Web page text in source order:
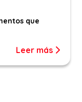
que
Leer más